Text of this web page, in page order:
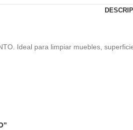
Ideal para limpiar muebles,